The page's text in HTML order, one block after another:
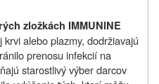
zložkách IMMUNINE
alebo plazmy, dodržiavajú
prenosu infekcií na
starostlivý výber darcov